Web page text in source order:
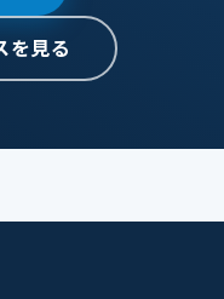
を見る